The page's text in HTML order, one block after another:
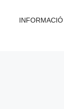
INFORMACIÓ